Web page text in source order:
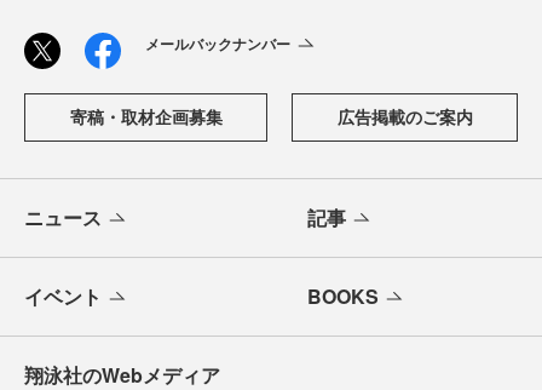
メールバックナンバー
寄稿・取材企画募集 広告掲載のご案内
ニュース 記事
イベント BOOKS
翔泳社のWebメディア